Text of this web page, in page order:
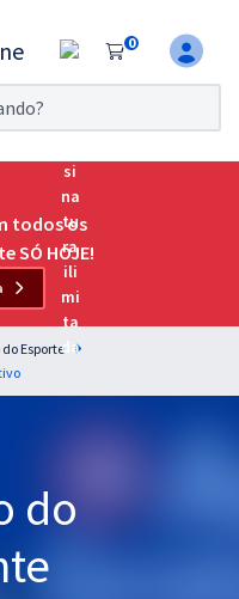
0
da
todos os
SÓ HOJE!
Esporte
do